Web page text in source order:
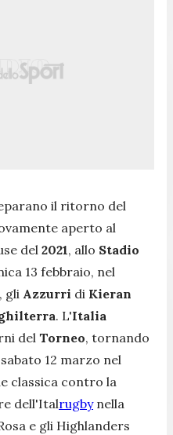
il ritorno del
aperto al
del 2021, allo Stadio
13 febbraio, nel
gli Azzurri di Kieran
. L'Italia
del Torneo, tornando
12 marzo nel
classica contro la
dell'Italrugbynella
e gli Highlanders